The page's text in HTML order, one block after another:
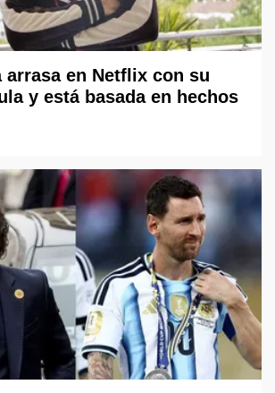
arrasa en Netflix con su
y está basada en hechos